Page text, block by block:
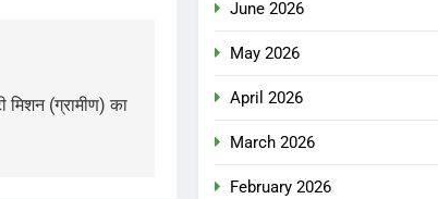
मिशन (ग्रामीण) का
June 2026
May 2026
April 2026
March 2026
February 2026